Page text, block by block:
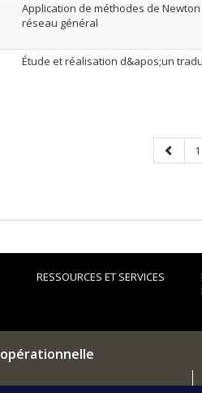
Application de méthodes de
réseau général
Étude et réalisation d&apos;un
Page1
RESSOURCES ET SERVICES